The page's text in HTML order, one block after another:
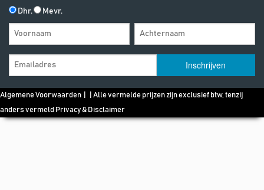
Dhr. Mevr.
Algemene Voorwaarden | | Alle vermelde prijzen zijn exclusief btw, tenzij
anders vermeld Privacy & Disclaimer